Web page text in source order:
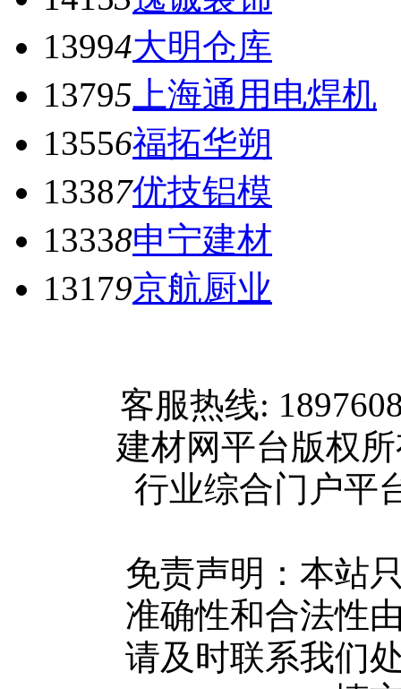
13994大明仓库
13795 上海通用电焊机
13556福拓华朔
13387优技铝模
13338申宁建材
13179京航厨业
客服热线:
建材网平台版权
行业综合门户平
免责声明：本站
准确性和合法性
请及时联系我们